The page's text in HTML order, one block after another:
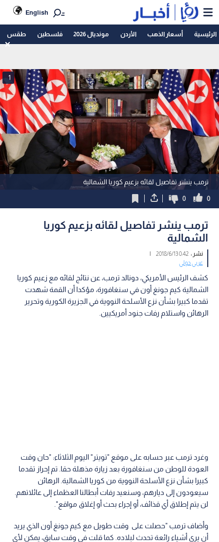
English
الرئيسية أسعار الذهب الأردن مونديال 2026 فلسطين طقس
ترمب ينشر تفاصيل لقائه بزعيم كوريا الشمالية
1
0
0
ترمب ينشر تفاصيل لقائه بزعيم كوريا
الشمالية
نشر :0:42 2018/6/13
|
عربي دولي
كشف الرئيس الأمريكي، دونالد ترمب، عن نتائج لقائه مع زعيم كوريا
الشمالية كيم جونغ أون في سنغافورة، مؤكدا أن القمة شهدت
تقدما كبيرا بشأن نزع الأسلحة النووية في الجزيرة الكورية وتحرير
الرهائن واستلام رفات جنود أمريكيين.
وغرد ترمب عبر حسابه على موقع "تويتر" اليوم الثلاثاء: "حان وقت
العودة للوطن من سنغافورة بعد زيارة مذهلة حقا. تم إحراز تقدما
كبيرا بشأن نزع الأسلحة النووية من كوريا الشمالية. الرهائن
سيعودون إلى ديارهم، وسنعيد رفات أبطالنا العظماء إلى عائلاتهم.
لن يتم إطلاق أي قذائف، أو إجراء بحث أو إغلاق مواقع".
وأضاف ترمب "حصلت على وقت طويل مع كيم جونغ أون الذي يريد
أن يرى أشياء رائعة تحدث لبلاده. كما قلت في وقت سابق، يمكن لأي